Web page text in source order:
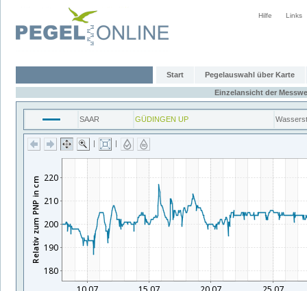
Hilfe Links
Start Pegelauswahl über Karte
Einzelansicht der
SAAR GÜDINGEN UP
| |